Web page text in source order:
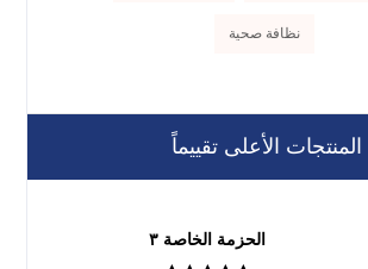
نظافة صحية
المنتجات الأعلى تقييماً
الحزمة الخاصة ٣